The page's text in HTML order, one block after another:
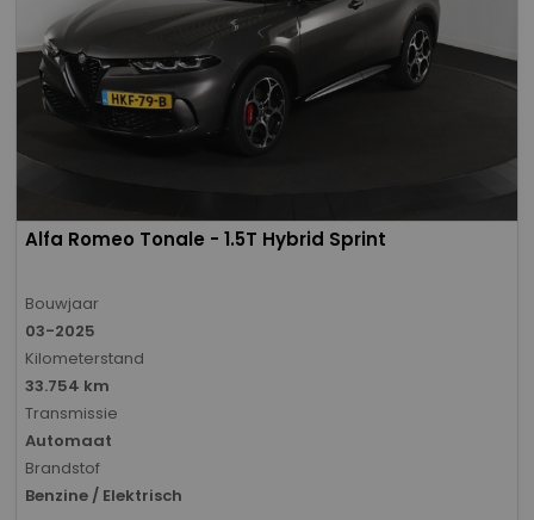
Alfa Romeo Tonale - 1.5T Hybrid Sprint
Bouwjaar
03-2025
Kilometerstand
33.754 km
Transmissie
Automaat
Brandstof
Benzine / Elektrisch